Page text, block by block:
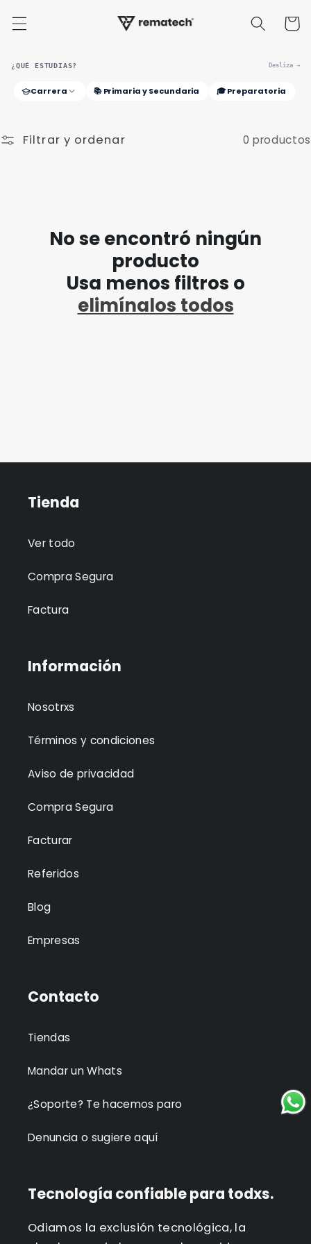
directamente
al contenido
Carrito
¿QUÉ ESTUDIAS? Desliza →
Carrera 📚 Primaria y Secundaria 🎓 Preparatoria
Filtrar y ordenar 0 productos
No se encontró ningún
producto
Usa menos filtros o
elimínalos todos
Tienda
Ver todo
Compra Segura
Factura
Información
Nosotrxs
Términos y condiciones
Aviso de privacidad
Compra Segura
Facturar
Referidos
Blog
Empresas
Contacto
Tiendas
Mandar un Whats
¿Soporte? Te hacemos paro
Denuncia o sugiere aquí
Tecnología confiable para todxs.
Odiamos la exclusión tecnológica, la